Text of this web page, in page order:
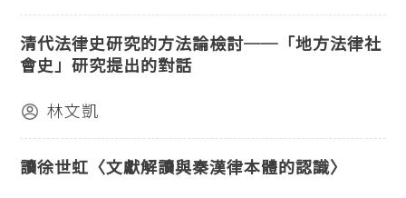
清代法律史研究的方法論檢討──「地方法律社
會史」研究提出的對話
林文凱
讀徐世虹〈文獻解讀與秦漢律本體的認識〉